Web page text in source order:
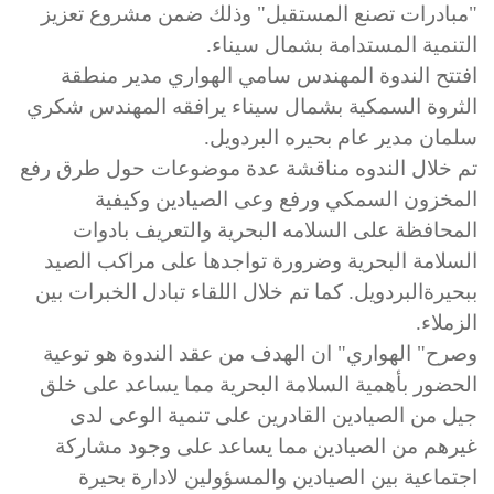
"مبادرات تصنع المستقبل" وذلك ضمن مشروع تعزيز
التنمية المستدامة بشمال سيناء.
افتتح الندوة المهندس سامي الهواري مدير منطقة
الثروة السمكية بشمال سيناء يرافقه المهندس شكري
سلمان مدير عام بحيره البردويل.
تم خلال الندوه مناقشة عدة موضوعات حول طرق رفع
المخزون السمكي ورفع وعى الصيادين وكيفية
المحافظة على السلامه البحرية والتعريف بادوات
السلامة البحرية وضرورة تواجدها على مراكب الصيد
ببحيرةالبردويل. كما تم خلال اللقاء تبادل الخبرات بين
الزملاء.
وصرح" الهواري" ان الهدف من عقد الندوة هو توعية
الحضور بأهمية السلامة البحرية مما يساعد على خلق
جيل من الصيادين القادرين على تنمية الوعى لدى
غيرهم من الصيادين مما يساعد على وجود مشاركة
اجتماعية بين الصيادين والمسؤولين لادارة بحيرة